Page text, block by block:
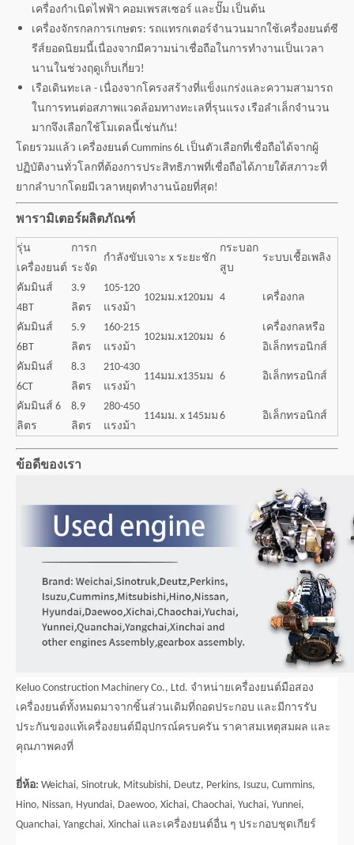
เครื่องกำเนิดไฟฟ้า คอมเพรสเซอร์ และปั๊ม เป็นต้น
เครื่องจักรกลการเกษตร: รถแทรกเตอร์จำนวนมากใช้เครื่องยนต์ซี
รีส์ยอดนิยมนี้เนื่องจากมีความน่าเชื่อถือในการทำงานเป็นเวลา
นานในช่วงฤดูเก็บเกี่ยว!
เรือเดินทะเล - เนื่องจากโครงสร้างที่แข็งแกร่งและความสามารถ
ในการทนต่อสภาพแวดล้อมทางทะเลที่รุนแรง เรือลำเล็กจำนวน
มากจึงเลือกใช้โมเดลนี้เช่นกัน!
โดยรวมแล้ว เครื่องยนต์ Cummins 6L เป็นตัวเลือกที่เชื่อถือได้จากผู้
ปฏิบัติงานทั่วโลกที่ต้องการประสิทธิภาพที่เชื่อถือได้ภายใต้สภาวะที่
ยากลำบากโดยมีเวลาหยุดทำงานน้อยที่สุด!
พารามิเตอร์ผลิตภัณฑ์
รุ่น
เครื่องยนต์
การก
ระจัด
กำลังขับเจาะ x ระยะชัก
กระบอก
สูบ
ระบบเชื้อเพลิง
คัมมินส์
4BT
3.9
ลิตร
105-120
แรงม้า
102มม.x120มม 4 เครื่องกล
คัมมินส์
6BT
5.9
ลิตร
160-215
แรงม้า
102มม.x120มม 6
เครื่องกลหรือ
อิเล็กทรอนิกส์
คัมมินส์
6CT
8.3
ลิตร
210-430
แรงม้า
114มม.x135มม 6 อิเล็กทรอนิกส์
คัมมินส์ 6
ลิตร
8.9
ลิตร
280-450
แรงม้า
114มม. x 145มม 6 อิเล็กทรอนิกส์
ข้อดีของเรา
Keluo Construction Machinery Co., Ltd. จำหน่ายเครื่องยนต์มือสอง
เครื่องยนต์ทั้งหมดมาจากชิ้นส่วนเดิมที่ถอดประกอบ และมีการรับ
ประกันของแท้เครื่องยนต์มีอุปกรณ์ครบครัน ราคาสมเหตุสมผล และ
คุณภาพคงที่
ยี่ห้อ: Weichai, Sinotruk, Mitsubishi, Deutz, Perkins, Isuzu, Cummins,
Hino, Nissan, Hyundai, Daewoo, Xichai, Chaochai, Yuchai, Yunnei,
Quanchai, Yangchai, Xinchai และเครื่องยนต์อื่น ๆ ประกอบชุดเกียร์